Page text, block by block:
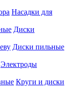
Насадки для
Диски
Диски пильные
Электроды
Круги и диски